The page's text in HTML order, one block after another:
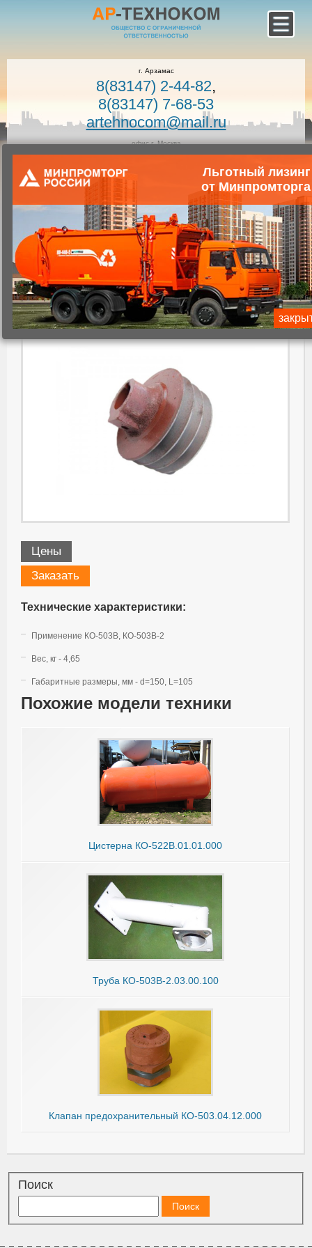
г. Арзамас
8(83147) 2-44-82,
8(83147) 7-68-53
artehnocom@mail.ru
офис г. Москва
8-800-100-7400
Звонок по России бесплатный!
Заказать звонок
Главная
Каталог коммунальной техники
Коммунальная техника
Запчасти для коммунальной техники
Запасные части к вакуумным машинам
Шкив КО-503.02.00.009-01
Цены
Заказать
Технические характеристики:
Применение КО-503В, КО-503В-2
Вес, кг - 4,65
Габаритные размеры, мм - d=150, L=105
Похожие модели техники
Цистерна КО-522В.01.01.000
Труба КО-503В-2.03.00.100
Клапан предохранительный КО-503.04.12.000
Поиск
Льготный лизинг
от Минпромторга